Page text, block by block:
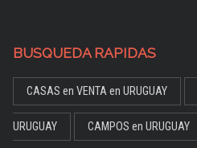
BUSQUEDA RAPIDAS
CASAS en VENTA en URUGUAY
URUGUAY CAMPOS en URUGUAY